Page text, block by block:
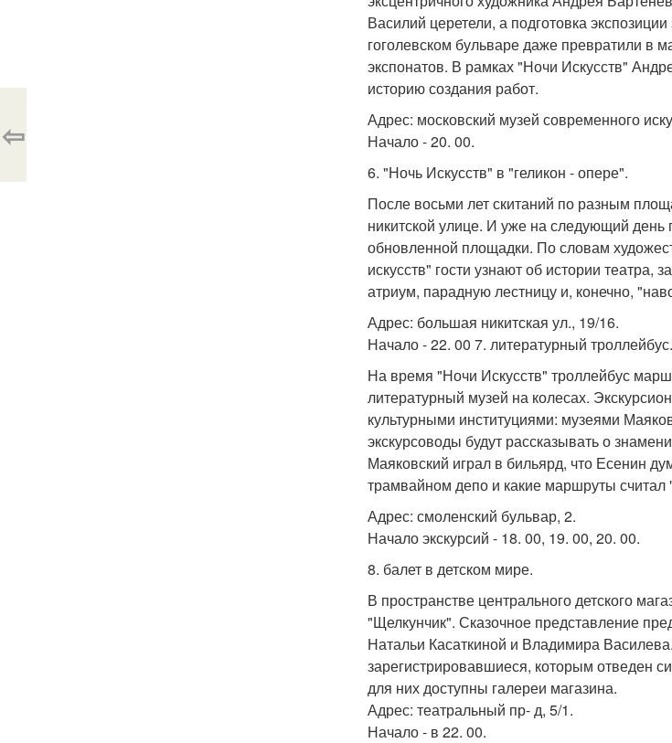
Василий церетели, а подготовка
гоголевском бульваре даже превратили в
экспонатов. В рамках "Ночи Искусств"
историю создания работ.
Адрес: московский музей современного
Начало - 20. 00.
6. "Ночь Искусств" в "геликон - опере".
После восьми лет скитаний по разным
никитской улице. И уже на следующий день
обновленной площадки. По словам
искусств" гости узнают об истории театра,
атриум, парадную лестницу и, конечно,
Адрес: большая никитская ул., 19/16.
Начало - 22. 00 7. литературный троллейбус.
На время "Ночи Искусств" троллейбус
литературный музей на колесах.
культурными институциями: музеями
экскурсоводы будут рассказывать о
Маяковский играл в бильярд, что Есенин
трамвайном депо и какие маршруты считал
Адрес: смоленский бульвар, 2.
Начало экскурсий - 18. 00, 19. 00, 20. 00.
8. балет в детском мире.
В пространстве центрального детского
"Щелкунчик". Сказочное представление
Натальи Касаткиной и Владимира
зарегистрировавшиеся, которым отведен
для них доступны галереи магазина.
Адрес: театральный пр- д, 5/1.
Начало - в 22. 00.
⇦